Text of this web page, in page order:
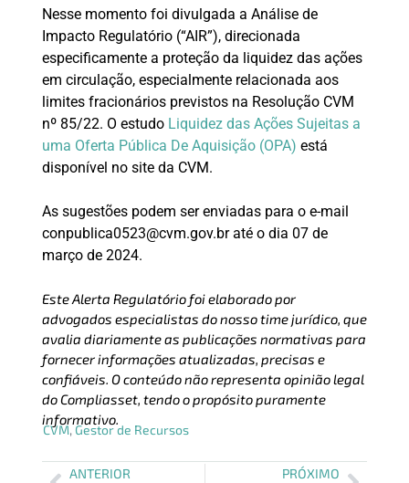
Nesse momento foi divulgada a Análise de
Impacto Regulatório (“AIR”), direcionada
especificamente a proteção da liquidez das ações
em circulação, especialmente relacionada aos
limites fracionários previstos na Resolução CVM
nº 85/22. O estudo Liquidez das Ações Sujeitas a
uma Oferta Pública De Aquisição (OPA) está
disponível no site da CVM.
As sugestões podem ser enviadas para o e-mail
conpublica0523@cvm.gov.br até o dia 07 de
março de 2024.
Este Alerta Regulatório foi elaborado por
advogados especialistas do nosso time jurídico, que
avalia diariamente as publicações normativas para
fornecer informações atualizadas, precisas e
confiáveis. O conteúdo não representa opinião legal
do Compliasset, tendo o propósito puramente
informativo.
CVM,Gestor de Recursos
ANTERIOR PRÓXIMO